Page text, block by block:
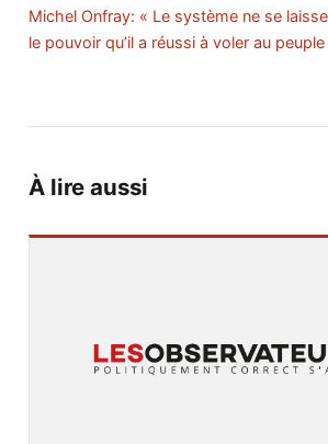
Michel Onfray: « Le système ne se
le pouvoir qu’il a réussi à voler au
À lire aussi